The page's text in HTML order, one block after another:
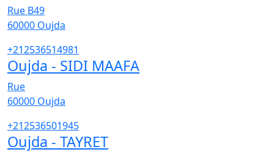
Rue B49
60000 Oujda
+212536514981
Oujda - SIDI MAAFA
Rue
60000 Oujda
+212536501945
Oujda - TAYRET